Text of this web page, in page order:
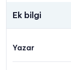
Ek bilgi
Yazar